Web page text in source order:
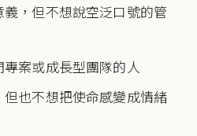
，但不想說空泛口號的管
案或成長型團隊的人
也不想把使命感變成情緒